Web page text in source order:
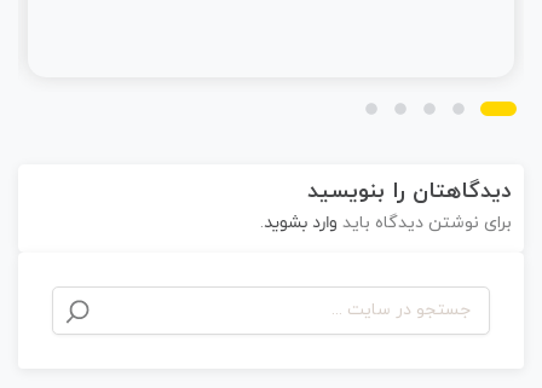
دیدگاهتان را بنویسید
برای نوشتن دیدگاه بایدوارد بشوید.